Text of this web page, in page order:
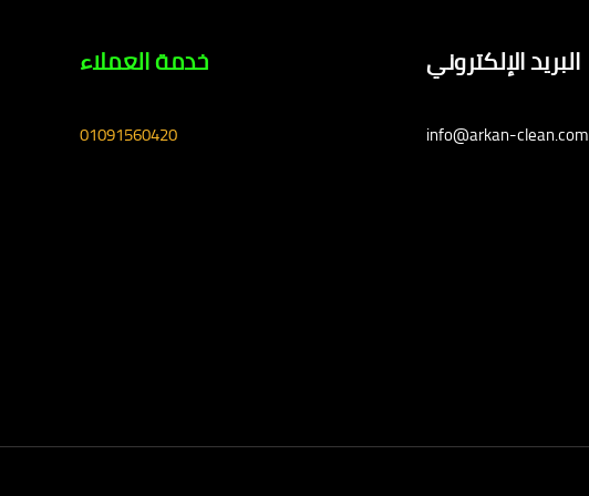
البريد الإلكتروني
info@arkan-clean.com
خدمة العملاء
01091560420